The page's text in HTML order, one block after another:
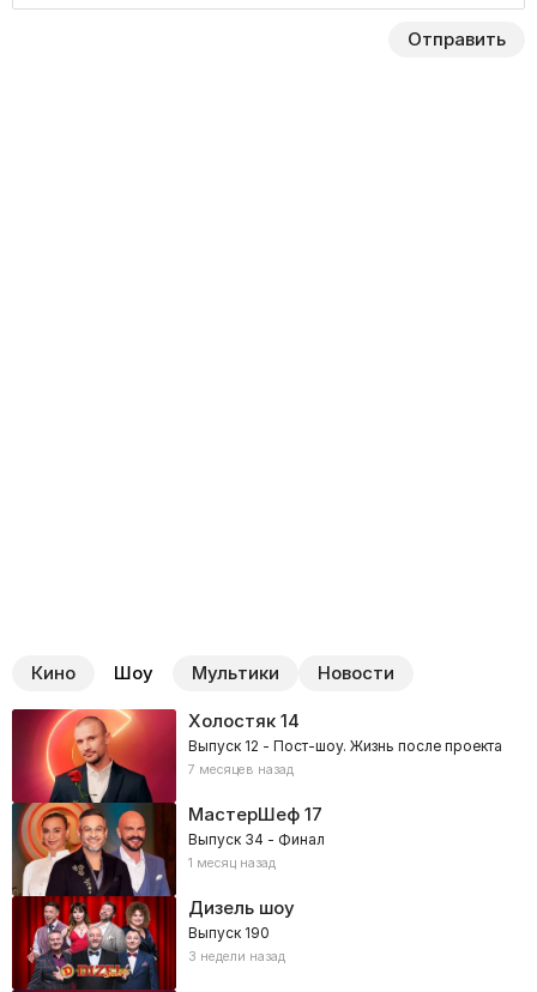
Отправить
Кино Шоу Мультики Новости
Холостяк14
Выпуск 12 - Пост-шоу. Жизнь после проекта
7 месяцев назад
МастерШеф17
Выпуск 34 - Финал
1 месяц назад
Дизель шоу
Выпуск 190
3 недели назад